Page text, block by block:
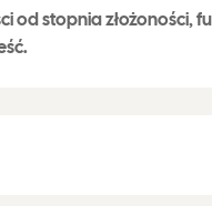
od stopnia złożoności,